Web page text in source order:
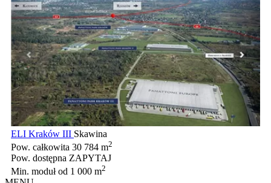
ELI Kraków III Skawina
Pow. całkowita 30 784 m2
Pow. dostępna ZAPYTAJ
Min. modułod 1 000 m2